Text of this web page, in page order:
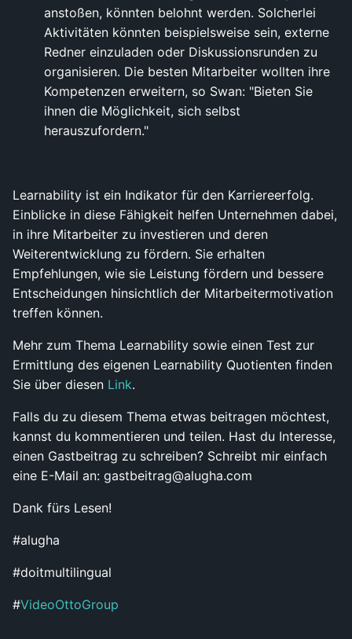
anstoßen, könnten belohnt werden. Solcherlei
Aktivitäten könnten beispielsweise sein, externe
Redner einzuladen oder Diskussionsrunden zu
organisieren. Die besten Mitarbeiter wollten ihre
Kompetenzen erweitern, so Swan: "Bieten Sie
ihnen die Möglichkeit, sich selbst
herauszufordern."
Learnability ist ein Indikator für den Karriereerfolg.
Einblicke in diese Fähigkeit helfen Unternehmen dabei,
in ihre Mitarbeiter zu investieren und deren
Weiterentwicklung zu fördern. Sie erhalten
Empfehlungen, wie sie Leistung fördern und bessere
Entscheidungen hinsichtlich der Mitarbeitermotivation
treffen können.
Mehr zum Thema Learnability sowie einen Test zur
Ermittlung des eigenen Learnability Quotienten finden
Sie über diesen Link.
Falls du zu diesem Thema etwas beitragen möchtest,
kannst du kommentieren und teilen. Hast du Interesse,
einen Gastbeitrag zu schreiben? Schreibt mir einfach
eine E-Mail an: gastbeitrag@alugha.com
Dank fürs Lesen!
#alugha
#doitmultilingual
#VideoOttoGroup